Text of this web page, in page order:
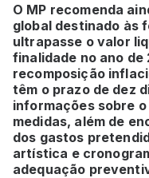
O MP recomenda
global destinado às
ultrapasse o valor
finalidade no ano
recomposição
têm o prazo de dez
informações sobre
medidas, além de
dos gastos
artística e
adequação